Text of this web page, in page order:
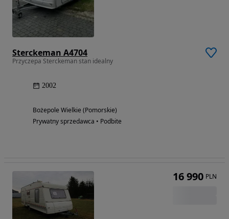
Sterckeman A4704
Przyczepa Sterckeman stan idealny
2002
Bożepole Wielkie (Pomorskie)
Prywatny sprzedawca • Podbite
16 990 PLN